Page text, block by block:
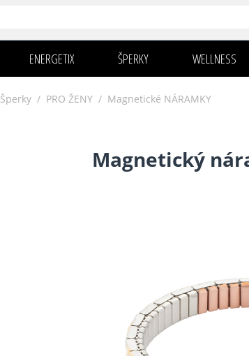
ENERGETIX ŠPERKY WELLNESS
Šperky / PRO ŽENY / Magnetické NÁRAMKY
Magnetický